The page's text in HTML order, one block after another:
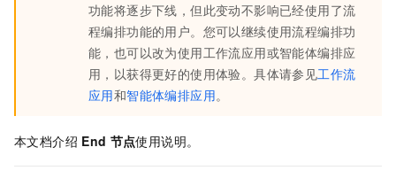
功能将逐步下线，但此变动不影响已经使用了流
程编排功能的用户。您可以继续使用流程编排功
能，也可以改为使用工作流应用或智能体编排应
用，以获得更好的使用体验。具体请参见工作流
应用和智能体编排应用。
本文档介绍 End 节点使用说明。